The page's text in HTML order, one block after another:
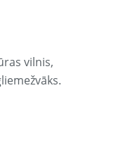
vilnis,